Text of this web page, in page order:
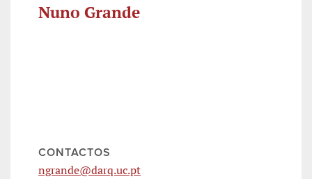
Nuno Grande
CONTACTOS
ngrande@darq.uc.pt